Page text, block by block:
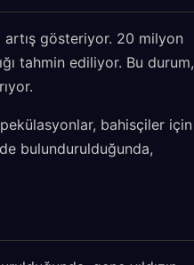
gösteriyor. 20 milyon
tahmin ediliyor. Bu durum,
bahisçiler için
bulundurulduğunda,